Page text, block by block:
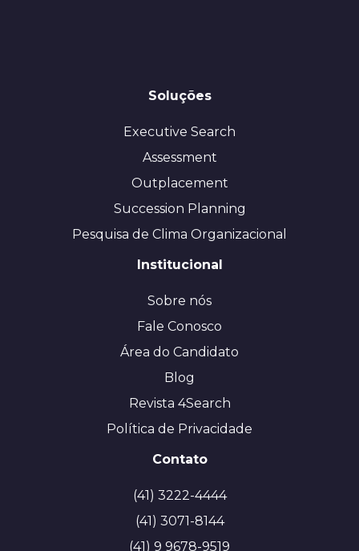
Soluções
Executive Search
Assessment
Outplacement
Succession Planning
Pesquisa de Clima Organizacional
Institucional
Sobre nós
Fale Conosco
Área do Candidato
Blog
Revista 4Search
Política de Privacidade
Contato
(41) 3222-4444
(41) 3071-8144
(41) 9 9678-9519